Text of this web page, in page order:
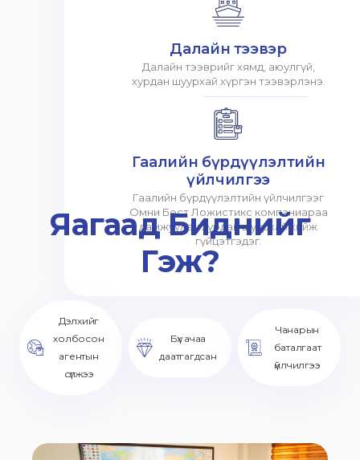
Далайн тээвэр
Далайн тээврийг хямд, аюулгүй,
хурдан шуурхай хүргэн тээвэрлэнэ.
Гаалийн бүрдүүлэлтийн
үйлчилгээ
Гаалийн бүрдүүлэлтийн үйлчилгээг
Омни Бест Ложистикс компаниараа
дамжуулан хурдан шуурхай хийж
гүйцэтгэдэг.
Яагаад Биднийг
Гэж?
Дэлхийг
холбосон
агентын
сүлжээ
Бүх ачаа
даатгагдсан
Чанарын
баталгаат
үйлчилгээ